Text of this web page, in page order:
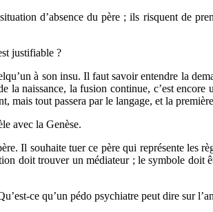
d’absence du père ; ils risquent de
justifiable ?
à son insu. Il faut savoir entendre la
la naissance, la fusion continue, c’est
tout passera par le langage, et la première
avec la Genèse.
Il souhaite tuer ce père qui représente les
doit trouver un médiateur ; le symbole doit
ce qu’un pédo psychiatre peut dire sur